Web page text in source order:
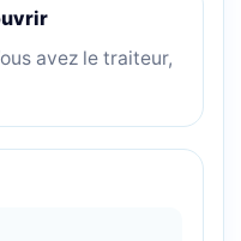
avez le traiteur,